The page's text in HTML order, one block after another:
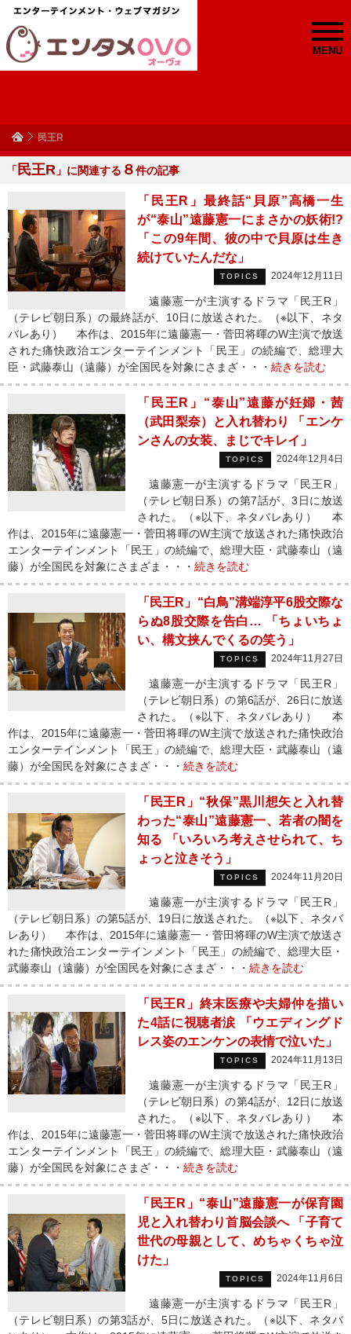
MENU
民王R
「民王R 」に関連する ８件の記事
「民王R」最終話“貝原”高橋一生
が“泰山”遠藤憲一にまさかの妖術!?
「この9年間、彼の中で貝原は生き
続けていたんだな」
TOPICS 2024年12月11日
遠藤憲一が主演するドラマ「民王R」
（テレビ朝日系）の最終話が、10日に放送された。（※以下、ネタ
バレあり） 本作は、2015年に遠藤憲一・菅田将暉のW主演で放送
された痛快政治エンターテインメント「民王」の続編で、総理大
臣・武藤泰山（遠藤）が全国民を対象にさまざ・・・ 続きを読む
「民王R」“泰山”遠藤が妊婦・茜
（武田梨奈）と入れ替わり 「エンケ
ンさんの女装、まじでキレイ」
TOPICS 2024年12月4日
遠藤憲一が主演するドラマ「民王R」
（テレビ朝日系）の第7話が、3日に放送
された。（※以下、ネタバレあり） 本
作は、2015年に遠藤憲一・菅田将暉のW主演で放送された痛快政治
エンターテインメント「民王」の続編で、総理大臣・武藤泰山（遠
藤）が全国民を対象にさまざま・・・ 続きを読む
「民王R」“白鳥”溝端淳平6股交際な
らぬ8股交際を告白… 「ちょいちょ
い、構文挟んでくるの笑う」
TOPICS 2024年11月27日
遠藤憲一が主演するドラマ「民王R」
（テレビ朝日系）の第6話が、26日に放送
された。（※以下、ネタバレあり） 本
作は、2015年に遠藤憲一・菅田将暉のW主演で放送された痛快政治
エンターテインメント「民王」の続編で、総理大臣・武藤泰山（遠
藤）が全国民を対象にさまざ・・・ 続きを読む
「民王R」“秋保”黒川想矢と入れ替
わった“泰山”遠藤憲一、若者の闇を
知る 「いろいろ考えさせられて、ち
ょっと泣きそう」
TOPICS 2024年11月20日
遠藤憲一が主演するドラマ「民王R」
（テレビ朝日系）の第5話が、19日に放送された。（※以下、ネタバ
レあり） 本作は、2015年に遠藤憲一・菅田将暉のW主演で放送さ
れた痛快政治エンターテインメント「民王」の続編で、総理大臣・
武藤泰山（遠藤）が全国民を対象にさまざ・・・ 続きを読む
「民王R」終末医療や夫婦仲を描い
た4話に視聴者涙 「ウエディングド
レス姿のエンケンの表情で泣いた」
TOPICS 2024年11月13日
遠藤憲一が主演するドラマ「民王R」
（テレビ朝日系）の第4話が、12日に放送
された。（※以下、ネタバレあり） 本
作は、2015年に遠藤憲一・菅田将暉のW主演で放送された痛快政治
エンターテインメント「民王」の続編で、総理大臣・武藤泰山（遠
藤）が全国民を対象にさまざ・・・ 続きを読む
「民王R」“泰山”遠藤憲一が保育園
児と入れ替わり首脳会談へ 「子育て
世代の母親として、めちゃくちゃ泣
けた」
TOPICS 2024年11月6日
遠藤憲一が主演するドラマ「民王R」
（テレビ朝日系）の第3話が、5日に放送された。（※以下、ネタバ